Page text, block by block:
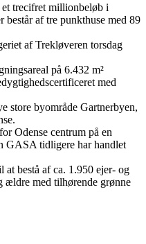
et trecifret millionbeløb i
af tre punkthuse med 89
af Trekløveren torsdag
på 6.432 m²
med
store byområde Gartnerbyen,
Odense centrum på en
GASA tidligere har handlet
at bestå af ca. 1.950 ejer- og
ældre med tilhørende grønne